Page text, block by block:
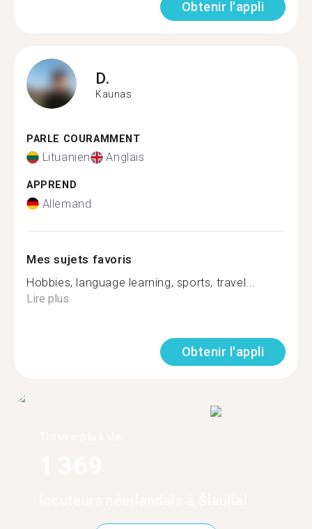
Obtenir l'appli
D.
Kaunas
PARLE COURAMMENT
Lituanien Anglais
APPREND
Allemand
Mes sujets favoris
Hobbies, language learning, sports, travel...
Lire plus
Obtenir l'appli